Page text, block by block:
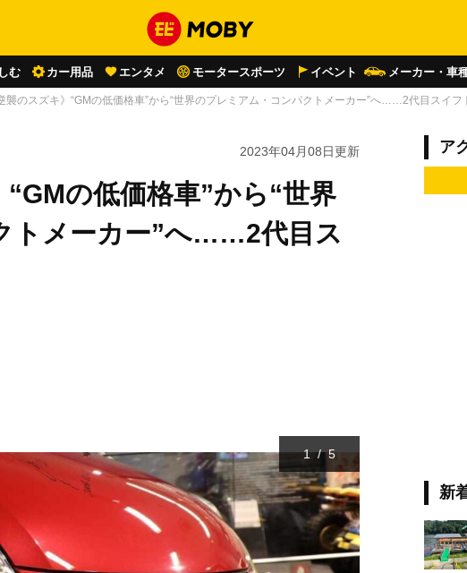
む カー用品 エンタメ モータースポーツ イベント メーカー・車
襲のスズキ》“GMの低価格車”から“世界のプレミアム・コンパクトメーカー”へ……2代目スイフ
2023年04月08日更新
の低価格車”から“世界
トメーカー”へ……2代目ス
1/5
ア
新